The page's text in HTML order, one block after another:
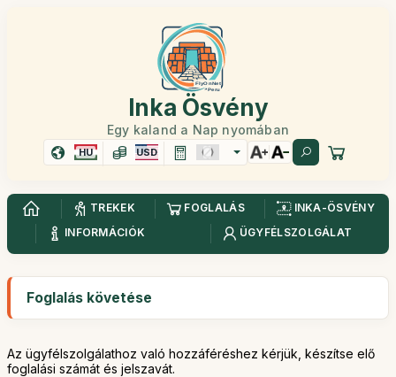
Inka Ösvény
Egy kaland a Nap nyomában
HU USD
TREKEK FOGLALÁS
INKA-ÖSVÉNY
INFORMÁCIÓK
ÜGYFÉLSZOLGÁLAT
Foglalás követése
Az ügyfélszolgálathoz való hozzáféréshez kérjük, készítse elő
foglalási számát és jelszavát.